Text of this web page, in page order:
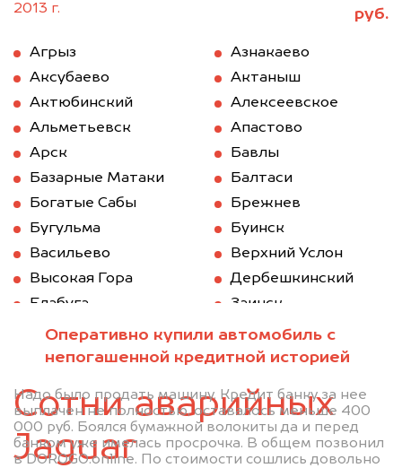
2013 г.
руб.
Оперативно купили автомобиль с
непогашенной кредитной историей
Надо было продать машину. Кредит банку за нее
выплачен не полностью, оставалось меньше 400
000 руб. Боялся бумажной волокиты да и перед
банком уже имелась просрочка. В общем позвонил
в DOROGO.online. По стоимости сошлись довольно
Агрыз
Азнакаево
Аксубаево
Актаныш
Актюбинский
Алексеевское
Альметьевск
Апастово
Арск
Бавлы
Базарные Матаки
Балтаси
Богатые Сабы
Брежнев
Бугульма
Буинск
Васильево
Верхний Услон
Высокая Гора
Дербешкинский
Елабуга
Заинск
Зеленодольск
Казань
Камское Устье
Карабаш (Татарстан)
Кукмор
Лаишево
Лениногорск
Мамадыш
Менделеевск
Мензелинск
Сотни аварийных
Jaguar